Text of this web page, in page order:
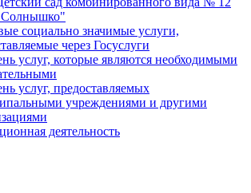
социально значимые услуги,
через Госуслуги
услуг, которые являются необходимыми
услуг, предоставляемых
учреждениями и другими
деятельность